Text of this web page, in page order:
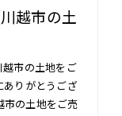
川越市の土
越市の土地をご
ありがとうござ
市の土地をご売